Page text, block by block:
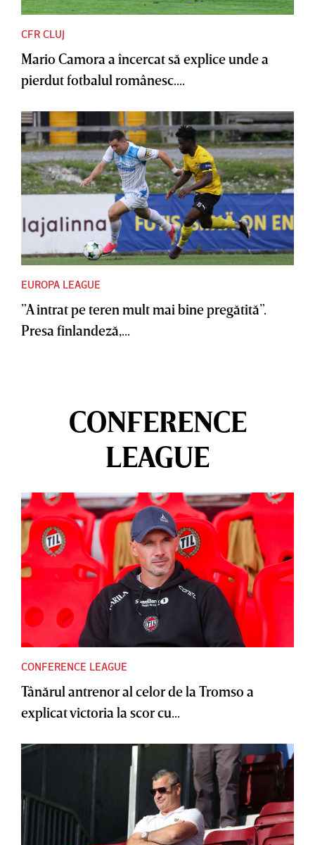
CFR CLUJ
Mario Camora a încercat să explice unde a
pierdut fotbalul românesc....
EUROPA LEAGUE
”A intrat pe teren mult mai bine pregătită”.
Presa finlandeză,...
CONFERENCE
LEAGUE
CONFERENCE LEAGUE
Tânărul antrenor al celor de la Tromso a
explicat victoria la scor cu...